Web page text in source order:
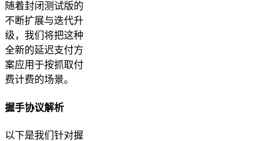
随着封闭测试版的
不断扩展与迭代升
级，我们将把这种
全新的延迟支付方
案应用于按抓取付
费计费的场景。
握手协议解析
以下是我们针对握